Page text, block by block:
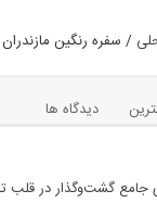
/ سفره رنگین
دیدگاه ها
جامع گشت‌وگذار در قلب